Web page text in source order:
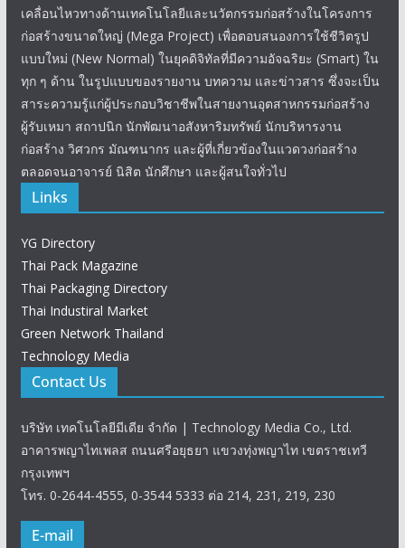
เคลื่อนไหวทางด้านเทคโนโลยีและนวัตกรรมก่อสร้างในโครงการ
ก่อสร้างขนาดใหญ่ (Mega Project) เพื่อตอบสนองการใช้ชีวิตรูป
แบบใหม่ (New Normal) ในยุคดิจิทัลที่มีความอัจฉริยะ (Smart) ใน
ทุก ๆ ด้าน ในรูปแบบของรายงาน บทความ และข่าวสาร ซึ่งจะเป็น
สาระความรู้แก่ผู้ประกอบวิชาชีพในสายงานอุตสาหกรรมก่อสร้าง
ผู้รับเหมา สถาปนิก นักพัฒนาอสังหาริมทรัพย์ นักบริหารงาน
ก่อสร้าง วิศวกร มัณฑนากร และผู้ที่เกี่ยวข้องในแวดวงก่อสร้าง
ตลอดจนอาจารย์ นิสิต นักศึกษา และผู้สนใจทั่วไป
Links
YG Directory
Thai Pack Magazine
Thai Packaging Directory
Thai Industiral Market
Green Network Thailand
Technology Media
Contact Us
บริษัท เทคโนโลยีมีเดีย จำกัด | Technology Media Co., Ltd.
อาคารพญาไทเพลส ถนนศรีอยุธยา แขวงทุ่งพญาไท เขตราชเทวี
กรุงเทพฯ
โทร. 0-2644-4555, 0-3544 5333 ต่อ 214, 231, 219, 230
E-mail